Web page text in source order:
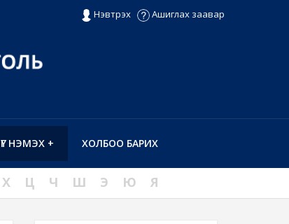
Нэвтрэх Ашиглах заавар
ХОЛБОО БАРИХ
ҮГ НЭМЭХ +
Х Ц Ч Ш Э Ю Я